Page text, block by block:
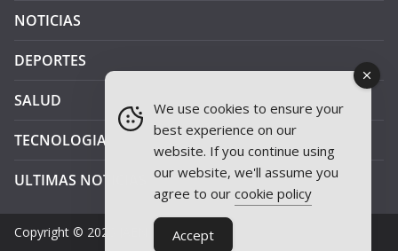
NOTICIAS
DEPORTES
SALUD
TECNOLOGIA
ULTIMAS NOTICIAS
Copyright © 2026 JAEN PLUS RADIO
We use cookies to ensure your
best experience on our
website. If you continue using
our website, we'll assume you
agree to our cookie policy
Accept